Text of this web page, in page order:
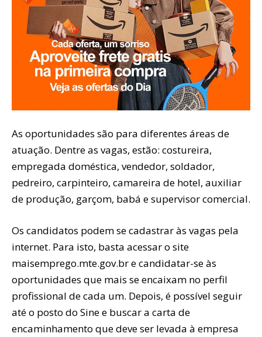
As oportunidades são para diferentes áreas de
atuação. Dentre as vagas, estão: costureira,
empregada doméstica, vendedor, soldador,
pedreiro, carpinteiro, camareira de hotel, auxiliar
de produção, garçom, babá e supervisor comercial.
Os candidatos podem se cadastrar às vagas pela
internet. Para isto, basta acessar o site
maisemprego.mte.gov.br e candidatar-se às
oportunidades que mais se encaixam no perfil
profissional de cada um. Depois, é possível seguir
até o posto do Sine e buscar a carta de
encaminhamento que deve ser levada à empresa